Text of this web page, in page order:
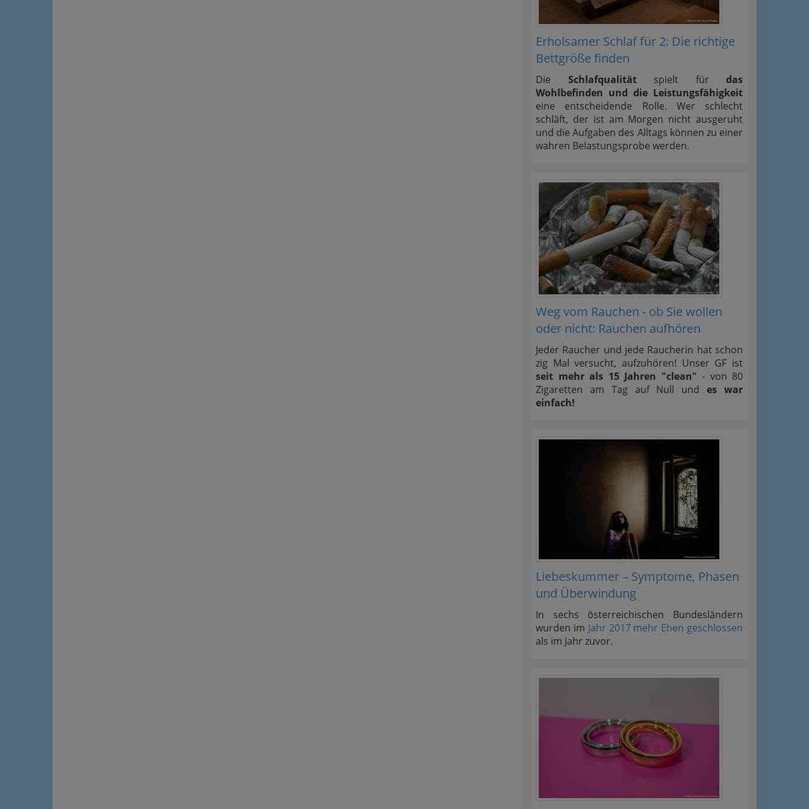
Erholsamer Schlaf für 2: Die richtige
Bettgröße finden
Die Schlafqualitätspielt für das
Wohlbefinden und die Leistungsfähigkeit
eine entscheidende Rolle. Wer schlecht
schläft, der ist am Morgen nicht ausgeruht
und die Aufgaben des Alltags können zu einer
wahren Belastungsprobe werden.
Weg vom Rauchen - ob Sie wollen
oder nicht: Rauchen aufhören
Jeder Raucher und jede Raucherin hat schon
zig Mal versucht, aufzuhören! Unser GF ist
seit mehr als 15 Jahren "clean" - von 80
Zigaretten am Tag auf Null undes war
einfach!
Liebeskummer – Symptome, Phasen
und Überwindung
In sechs österreichischen Bundesländern
wurden im Jahr 2017 mehr Ehen geschlossen
als im Jahr zuvor.